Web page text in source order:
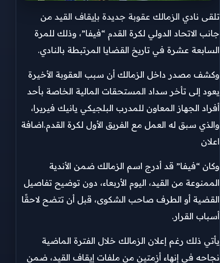
تلقى نادي الزمالك عقوبة جديدة بإيقاف القيد من
جانب الاتحاد الدولي لكرة القدم “فيفا”، وذلك للمرة
السابعة عشرة في تاريخ القضايا المرتبطة بالنادي.
وكشف مصدر داخل الزمالك أن سبب العقوبة الأخيرة
يعود إلى تأخر سداد المستحقات المالية الخاصة بأحد
أفراد الجهاز المعاون للمدرب البلجيكي يانيك فيريرا،
والذي سبق له العمل مع الفريق الأول لكرة القدم.اضافة
اعلان
وكان “فيفا” قد أدرج اسم الزمالك ضمن الأندية
الممنوعة من القيد، اليوم الأربعاء، دون توضيح تفاصيل
القضية أو الطرف صاحب الشكوى، قبل أن تتضح لاحقًا
أسباب القرار.
يأتي ذلك رغم إعلان الزمالك خلال الفترة الماضية
نجاحه في إنهاء أزمتين من ملفات إيقاف القيد، ضمن